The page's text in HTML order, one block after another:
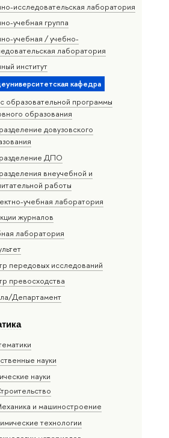
исследовательская лаборатория
учебная группа
учебная / учебно-
лаборатория
институт
кафедра
образовательной программы
образования
довузовского
ДПО
внеучебной и
работы
учебная лаборатория
журналов
лаборатория
передовых исследований
превосходства
Департамент
науки
науки
и машиностроение
технологии